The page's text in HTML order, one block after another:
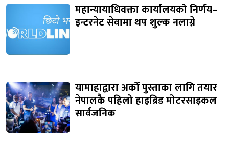
महान्यायाधिवक्ता कार्यालयको निर्णय–
इन्टरनेट सेवामा थप शुल्क नलाग्ने
यामाहाद्वारा अर्को पुस्ताका लागि तयार
नेपालकै पहिलो हाइब्रिड मोटरसाइकल
सार्वजनिक